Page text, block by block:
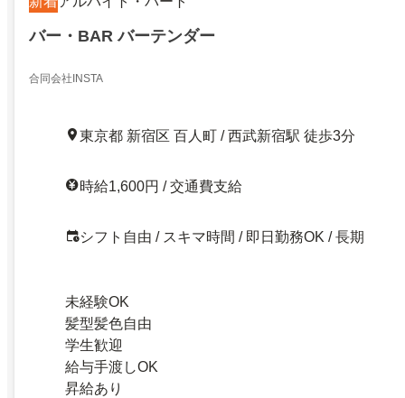
バー・BAR バーテンダー
合同会社INSTA
東京都 新宿区 百人町 / 西武新宿駅 徒歩3分
時給1,600円 / 交通費支給
シフト自由 / スキマ時間 / 即日勤務OK / 長期
未経験OK
髪型髪色自由
学生歓迎
給与手渡しOK
昇給あり